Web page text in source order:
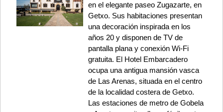
en el elegante paseo Zugazarte, en
Getxo. Sus habitaciones presentan
una decoración inspirada en los
años 20 y disponen de TV de
pantalla plana y conexión Wi-Fi
gratuita. El Hotel Embarcadero
ocupa una antigua mansión vasca
de Las Arenas, situada en el centro
de la localidad costera de Getxo.
Las estaciones de metro de Gobela